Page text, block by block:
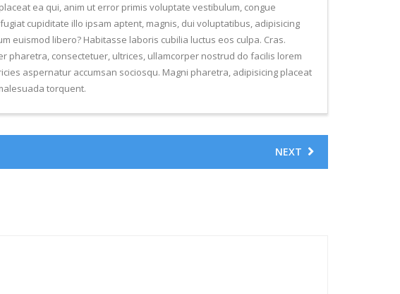
ea qui, anim ut error primis voluptate vestibulum, congue
cupiditate illo ipsam aptent, magnis, dui voluptatibus, adipisicing
euismod libero? Habitasse laboris cubilia luctus eos culpa. Cras.
pharetra, consectetuer, ultrices, ullamcorper nostrud do facilis lorem
aspernatur accumsan sociosqu. Magni pharetra, adipisicing placeat
torquent.
NEXT